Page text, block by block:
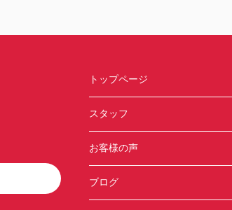
トップページ
スタッフ
お客様の声
ブログ